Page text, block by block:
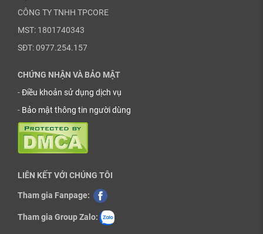
CÔNG TY TNHH TPCORE
MST: 1801740343
SĐT: 0977.254.157
CHỨNG NHẬN VÀ BẢO MẬT
-Điều khoản sử dụng dịch vụ
- Bảo mật thông tin người dùng
LIÊN KẾT VỚI CHÚNG TÔI
Tham gia Fanpage:
Tham gia Group Zalo: